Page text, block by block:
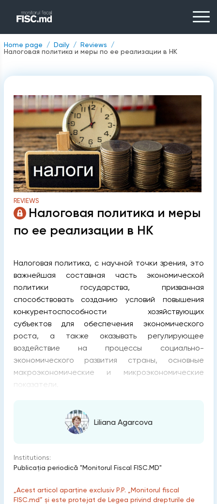
Home page Daily
Reviews
Налоговая политика и меры по ее реализации в НК
REVIEWS
Налоговая политика и меры
по ее реализации в НК
Налоговая политика, с научной точки зрения, это
важнейшая составная часть экономической
политики государства, призванная
способствовать созданию условий повышения
конкурентоспособности хозяйствующих
субъектов для обеспечения экономического
роста, а также оказывать регулирующее
воздействие на процессы социально-
экономического развития страны, основные
макроэкономические и микроэкономические
показатели.
Liliana Agarcova
Institutions:
Publicaţia periodică "Monitorul Fiscal FISC.MD"
„Acest articol aparține exclusiv P.P. „Monitorul fiscal
FISC.md” și este protejat de Legea privind drepturile de